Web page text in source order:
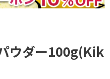
ウダー100g(Kik